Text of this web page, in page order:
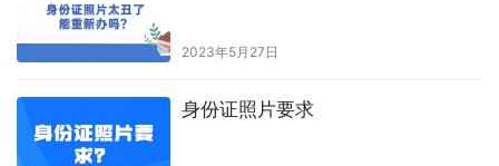
2023年5月27日
身份证照片要求